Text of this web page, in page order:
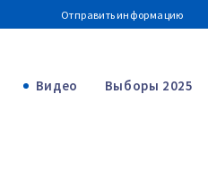
Отправить информацию
Видео Выборы 2025